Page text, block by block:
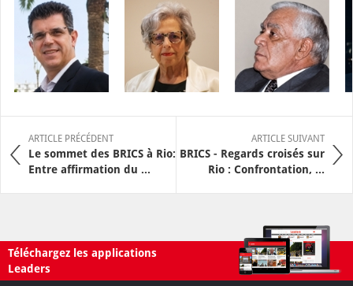
ARTICLE PRÉCÉDENT
Le sommet des BRICS à Rio:
Entre affirmation du ...
ARTICLE SUIVANT
BRICS - Regards croisés sur
Rio : Confrontation, ...
Téléchargez les applications
Leaders